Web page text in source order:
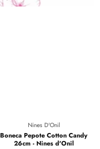
Nines D'Onil
Boneca Pepote Cotton Candy
26cm - Nines d'Onil